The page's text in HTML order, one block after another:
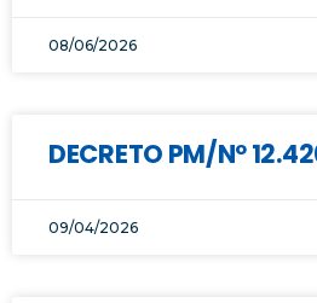
08/06/2026
DECRETO PM/Nº
09/04/2026